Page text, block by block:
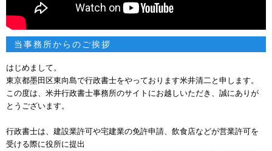
当事務所からのご挨拶
はじめまして。
東京都墨田区東向島で行政書士をやっております米井清二と申します。
この度は、米井行政書士事務所のサイトにお越しいただき、誠にありが
とうございます。
行政書士は、建設業許可や宅建業の免許申請、飲食店などが営業許可を
受ける際に役所に提出